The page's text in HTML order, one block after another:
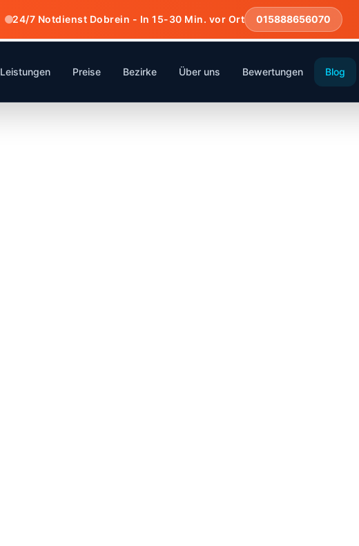
24/7 Notdienst Dobrein - In 15-30 Min. vor Ort 015888656070
Leistungen Preise Bezirke Über uns Bewertungen Blog